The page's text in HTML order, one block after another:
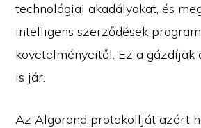
technológiai akadályokat, és
intelligens szerződések
követelményeitől. Ez a gázdíjak
is jár.
Az Algorand protokollját azért